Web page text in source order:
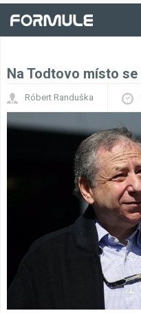
Na Todtovo místo
Róbert Randuška